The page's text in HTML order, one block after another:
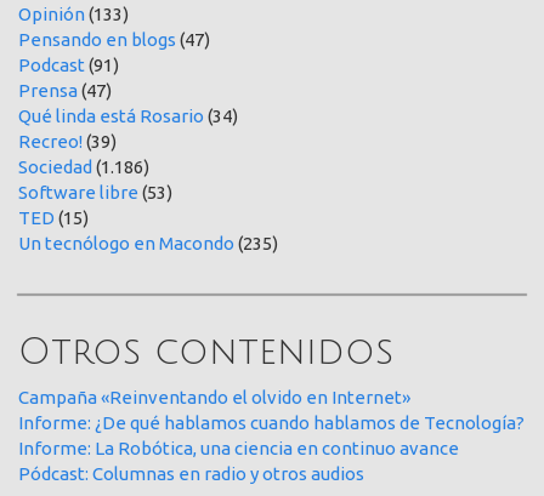
Opinión(133)
Pensando en blogs (47)
Podcast (91)
Prensa(47)
Qué linda está Rosario (34)
Recreo!(39)
Sociedad (1.186)
Software libre (53)
TED (15)
Un tecnólogo en Macondo (235)
Otros contenidos
Campaña «Reinventando el olvido en Internet»
Informe: ¿De qué hablamos cuando hablamos de Tecnología?
Informe: La Robótica, una ciencia en continuo avance
Pódcast: Columnas en radio y otros audios